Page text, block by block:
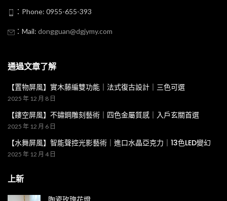
：Phone: 0955-655-393
：Mail: dongguan@dgjymy.com
通過文章了解
【置物屏風】實木藤編雙功能｜法式復古設計｜三色可選
2025 年 12 月 8 日
【鏤空屏風】不鏽鋼雕刻藝術｜四色金屬質感｜入戶玄關首選
2025 年 12 月 6 日
【水舞屏風】智能聲控光影藝術｜進口水晶亞克力｜13色LED變幻
2025 年 12 月 4 日
上新